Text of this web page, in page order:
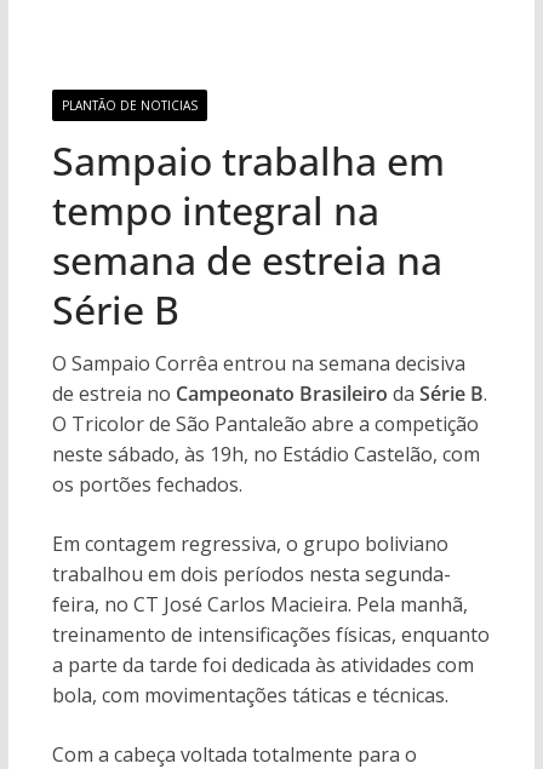
PLANTÃO DE NOTICIAS
Sampaio trabalha em
tempo integral na
semana de estreia na
Série B
O Sampaio Corrêa entrou na semana decisiva
de estreia no Campeonato Brasileiro da Série B.
O Tricolor de São Pantaleão abre a competição
neste sábado, às 19h, no Estádio Castelão, com
os portões fechados.
Em contagem regressiva, o grupo boliviano
trabalhou em dois períodos nesta segunda-
feira, no CT José Carlos Macieira. Pela manhã,
treinamento de intensificações físicas, enquanto
a parte da tarde foi dedicada às atividades com
bola, com movimentações táticas e técnicas.
Com a cabeça voltada totalmente para o